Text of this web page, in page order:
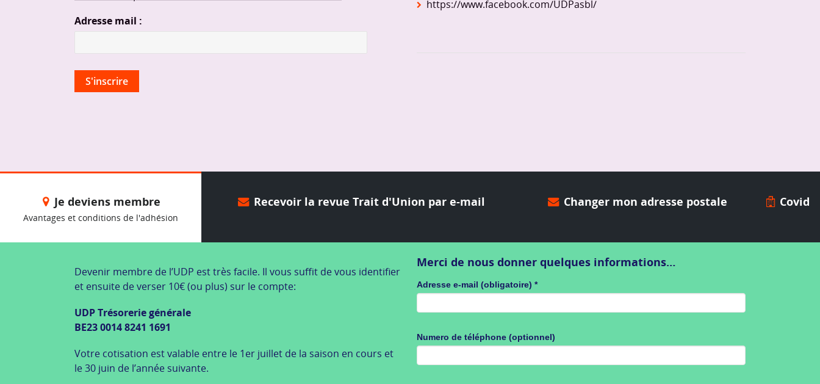
Adresse mail :
https://www.facebook.com/UDPasbl/
Je deviens membre
Avantages et conditions de l'adhésion
Recevoir la revue Trait d'Union par e-mail Changer mon adresse postale Covid
Devenir membre de l’UDP est très facile. Il vous suffit de vous identifier
et ensuite de verser 10€ (ou plus) sur le compte:
UDP Trésorerie générale
BE23 0014 8241 1691
Votre cotisation est valable entre le 1er juillet de la saison en cours et
le 30 juin de l’année suivante.
Merci de nous donner quelques informations…
Adresse e-mail (obligatoire) *
Numero de téléphone (optionnel)